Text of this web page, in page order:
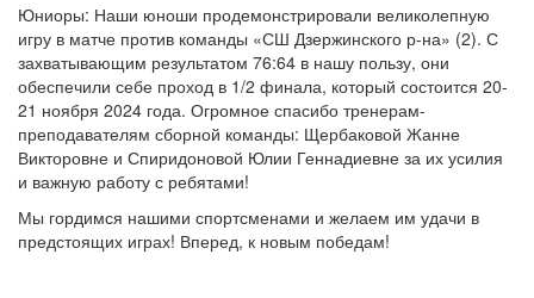
Юниоры: Наши юноши продемонстрировали великолепную
игру в матче против команды «СШ Дзержинского р-на» (2). С
захватывающим результатом 76:64 в нашу пользу, они
обеспечили себе проход в 1/2 финала, который состоится 20-
21 ноября 2024 года. Огромное спасибо тренерам-
преподавателям сборной команды: Щербаковой Жанне
Викторовне и Спиридоновой Юлии Геннадиевне за их усилия
и важную работу с ребятами!
Мы гордимся нашими спортсменами и желаем им удачи в
предстоящих играх! Вперед, к новым победам!